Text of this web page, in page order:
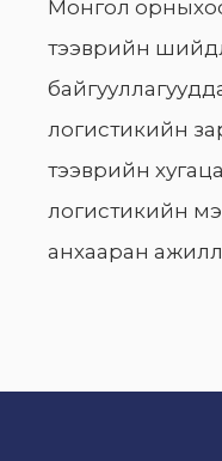
Монгол
тээврийн
логистикийн
тээврийн
логистикийн
анхааран